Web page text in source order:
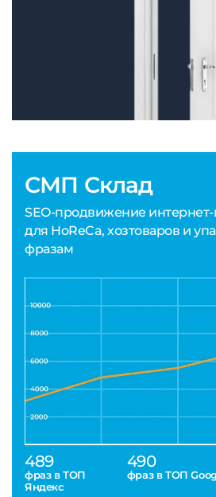
СМП Склад
SEO-продвижение интернет-
для HoReCa, хозтоваров и
фразам
489
фраз в ТОП
Яндекс
490
фраз в ТОП